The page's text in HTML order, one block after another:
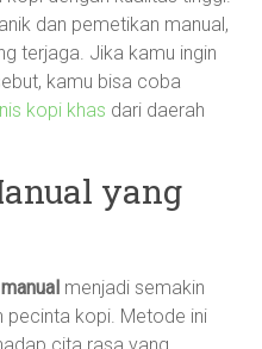
dan pemetikan manual,
terjaga. Jika kamu ingin
kamu bisa coba
kopi khas dari daerah
yang
menjadi semakin
pecinta kopi. Metode ini